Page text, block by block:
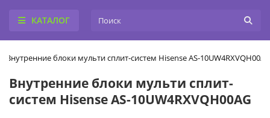
КАТАЛОГ
Внутренние блоки мульти сплит-систем Hisense AS-10UW4RXVQH00AG
Внутренние блоки мульти сплит-
систем Hisense AS-10UW4RXVQH00AG